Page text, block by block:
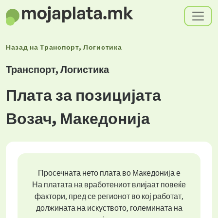
Назад наТранспорт, Логистика
Транспорт, Логистика
Плата за позицијата
Возач, Македонија
Просечната нето плата во Македонија е
На платата на вработениот влијаат повеќе
фактори, пред се регионот во кој работат,
должината на искуството, големината на